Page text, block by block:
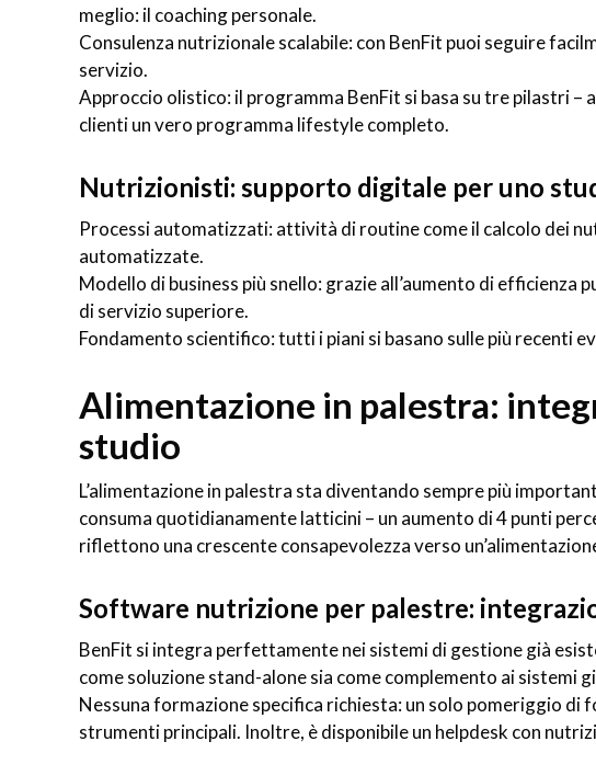
meglio: il coaching personale.
Consulenza nutrizionale scalabile: con BenFit puoi seguire
servizio.
Approccio olistico: il programma BenFit si basa su tre pilastri
clienti un vero programma lifestyle completo.
Nutrizionisti: supporto digitale per uno
Processi automatizzati: attività di routine come il calcolo dei
automatizzate.
Modello di business più snello: grazie all’aumento di
di servizio superiore.
Fondamento scientifico: tutti i piani si basano sulle più recenti
Alimentazione in palestra:
studio
L’alimentazione in palestra sta diventando sempre più
consuma quotidianamente latticini – un aumento di 4 punti
riflettono una crescente consapevolezza verso
Software nutrizione per palestre:
BenFit si integra perfettamente nei sistemi di gestione già
come soluzione stand-alone sia come complemento ai sistemi
Nessuna formazione specifica richiesta: un solo pomeriggio
strumenti principali. Inoltre, è disponibile un helpdesk con